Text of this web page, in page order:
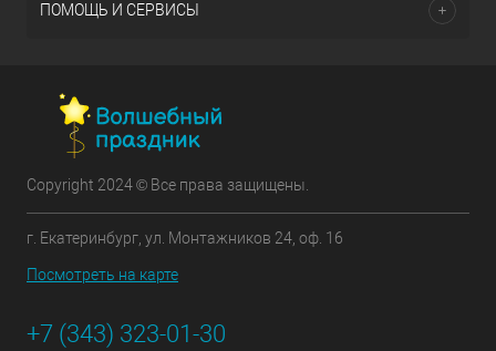
ПОМОЩЬ И СЕРВИСЫ
Copyright 2024 © Все права защищены.
г. Екатеринбург, ул. Монтажников 24, оф. 16
Посмотреть на карте
+7 (343) 323-01-30